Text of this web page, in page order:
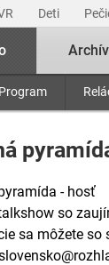
Deti
Program
Archív
- hosť
so
sa môžete